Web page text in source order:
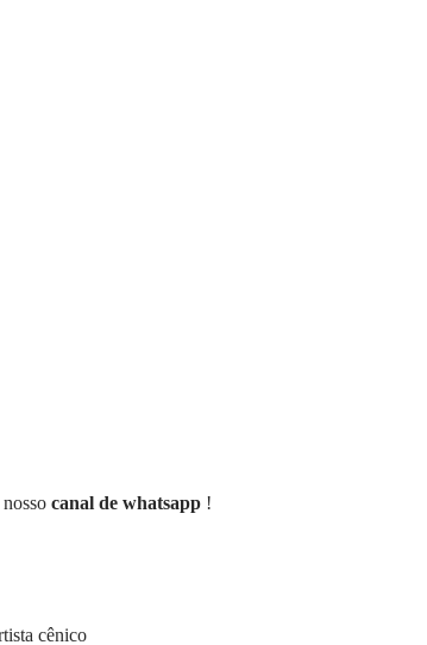
canal de whatsapp !
cênico